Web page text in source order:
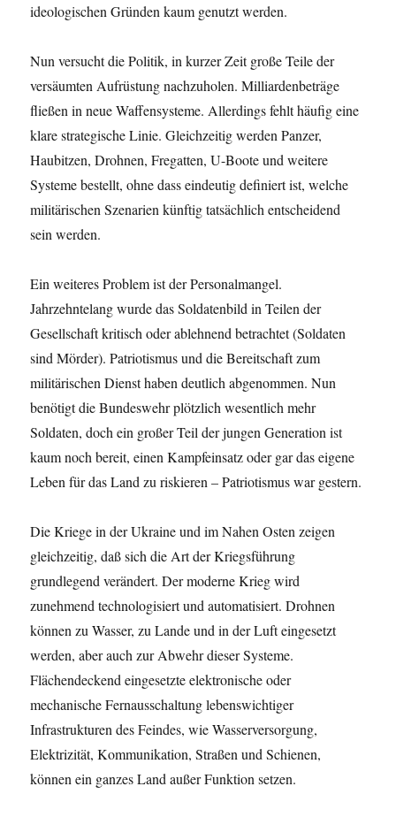
ideologischen Gründen kaum genutzt werden.
Nun versucht die Politik, in kurzer Zeit große Teile der
versäumten Aufrüstung nachzuholen. Milliardenbeträge
fließen in neue Waffensysteme. Allerdings fehlt häufig eine
klare strategische Linie. Gleichzeitig werden Panzer,
Haubitzen, Drohnen, Fregatten, U-Boote und weitere
Systeme bestellt, ohne dass eindeutig definiert ist, welche
militärischen Szenarien künftig tatsächlich entscheidend
sein werden.
Ein weiteres Problem ist der Personalmangel.
Jahrzehntelang wurde das Soldatenbild in Teilen der
Gesellschaft kritisch oder ablehnend betrachtet (Soldaten
sind Mörder). Patriotismus und die Bereitschaft zum
militärischen Dienst haben deutlich abgenommen. Nun
benötigt die Bundeswehr plötzlich wesentlich mehr
Soldaten, doch ein großer Teil der jungen Generation ist
kaum noch bereit, einen Kampfeinsatz oder gar das eigene
Leben für das Land zu riskieren – Patriotismus war gestern.
Die Kriege in der Ukraine und im Nahen Osten zeigen
gleichzeitig, daß sich die Art der Kriegsführung
grundlegend verändert. Der moderne Krieg wird
zunehmend technologisiert und automatisiert. Drohnen
können zu Wasser, zu Lande und in der Luft eingesetzt
werden, aber auch zur Abwehr dieser Systeme.
Flächendeckend eingesetzte elektronische oder
mechanische Fernausschaltung lebenswichtiger
Infrastrukturen des Feindes, wie Wasserversorgung,
Elektrizität, Kommunikation, Straßen und Schienen,
können ein ganzes Land außer Funktion setzen.